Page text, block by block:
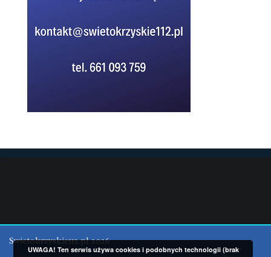
Swietokrzyskie112.pl 2026
UWAGA! Ten serwis używa cookies i podobnych technologii (brak